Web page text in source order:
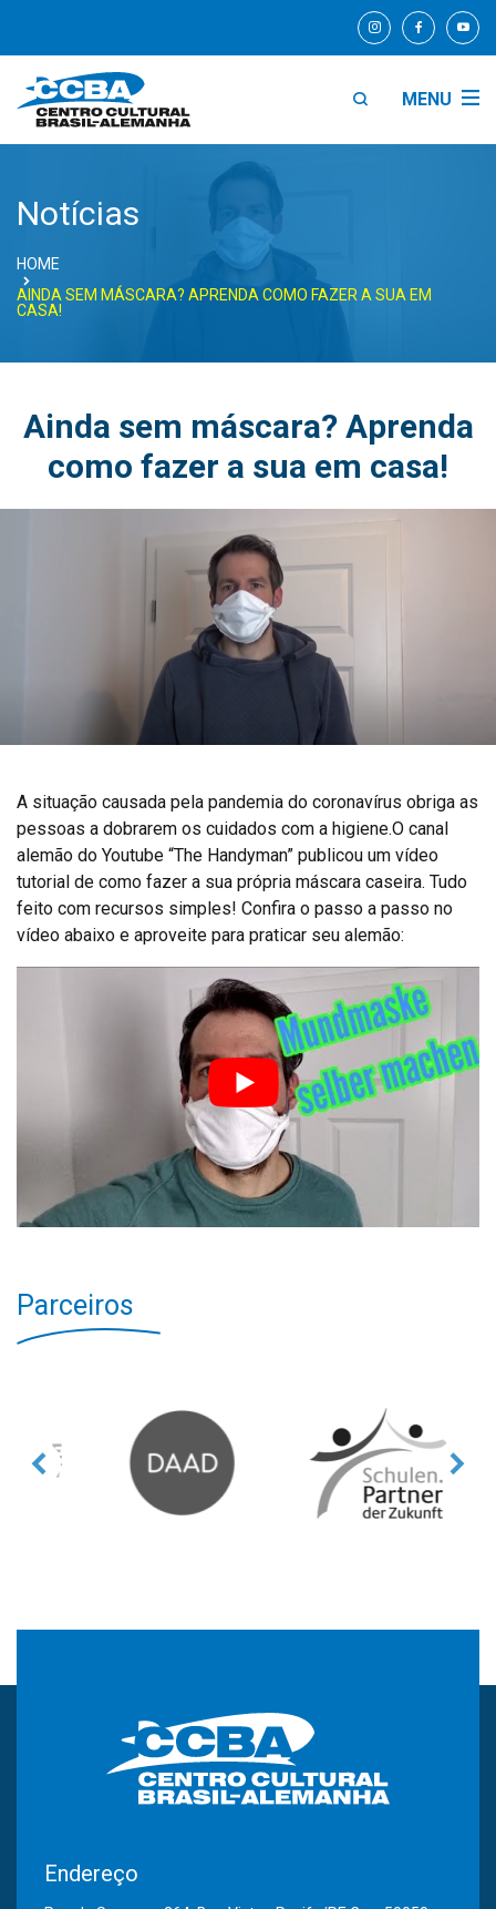
MENU
Notícias
HOME
AINDA SEM MÁSCARA? APRENDA COMO FAZER A SUA EM
CASA!
Ainda sem máscara? Aprenda
como fazer a sua em casa!
A situação causada pela pandemia do coronavírus obriga as
pessoas a dobrarem os cuidados com a higiene.O canal
alemão do Youtube “The Handyman” publicou um vídeo
tutorial de como fazer a sua própria máscara caseira. Tudo
feito com recursos simples! Confira o passo a passo no
vídeo abaixo e aproveite para praticar seu alemão:
Parceiros
Endereço